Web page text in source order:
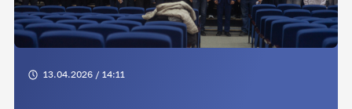
13.04.2026 / 14:11